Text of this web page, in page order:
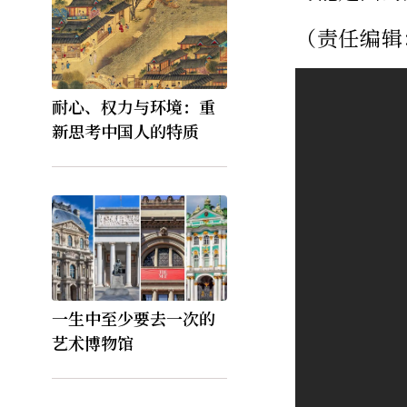
耐心、权力与环境：重
新思考中国人的特质
一生中至少要去一次的
艺术博物馆
（责任编